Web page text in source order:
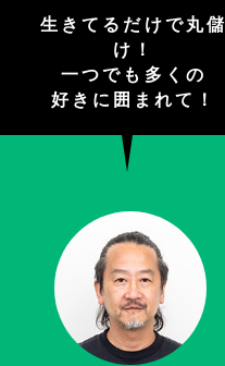
生きてるだけで丸儲
け！
一つでも多くの
好きに囲まれて！